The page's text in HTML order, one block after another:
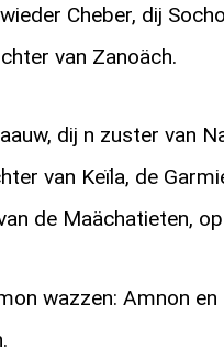
Cheber, dij
van Zanoäch.
dij n zuster van
van Keïla, de
de Maächatieten,
wazzen: Amnon en